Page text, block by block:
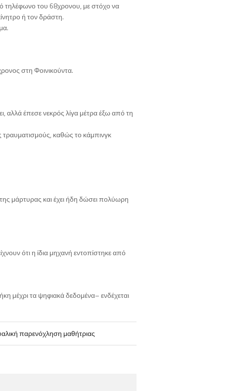
τηλέφωνο του 68χρονου, με στόχο να
ή τον δράστη.
στη Φοινικούντα.
αλλά έπεσε νεκρός λίγα μέτρα έξω από τη
καθώς το κάμπινγκ
μάρτυρας και έχει ήδη δώσει πολύωρη
ότι η ίδια μηχανή εντοπίστηκε από
μέχρι τα ψηφιακά δεδομένα– ενδέχεται
παρενόχληση μαθήτριας